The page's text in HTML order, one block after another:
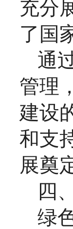
充分
了国
通
管理
建设
和支
展奠
四
绿